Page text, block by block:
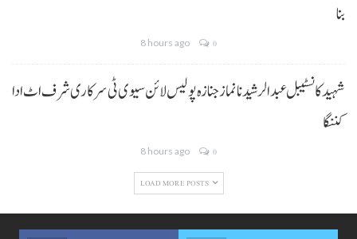
بنا
8 hours ago 0
شہید کانسٹیبل عبدالرشید نا نماز جنازہ پولیس لائن سیوی ٹی سرکاری شرف اٹ ادا
کننگا
8 hours ago 0
LOAD MORE POSTS